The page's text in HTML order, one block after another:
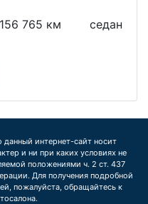
156 765 км
седан
интернет-сайт носит
и ни при каких условиях не
положениями ч. 2 ст. 437
Для получения подробной
пожалуйста, обращайтесь к